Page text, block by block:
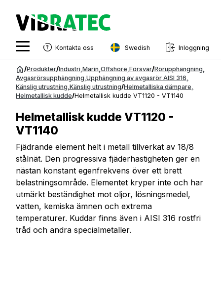
Hoppa
innehåll
Kontakta oss Swedish
English
Swedish
Norwegian
French
Finnish
Danish
Inloggning
/Produkter/Industri Marin Offshore Försvar/Rörupphängning
Avgasrörsupphängning Upphängning av avgasrör AISI 316
Känslig utrustning Känslig utrustning/Helmetalliska dämpare
Helmetallisk kudde/Helmetallisk kudde VT1120 - VT1140
Helmetallisk kudde VT1120 -
VT1140
Fjädrande element helt i metall tillverkat av 18/8
stålnät. Den progressiva fjäderhastigheten ger en
nästan konstant egenfrekvens över ett brett
belastningsområde. Elementet kryper inte och har
utmärkt beständighet mot oljor, lösningsmedel,
vatten, kemiska ämnen och extrema
temperaturer. Kuddar finns även i AISI 316 rostfri
tråd och andra specialmetaller.